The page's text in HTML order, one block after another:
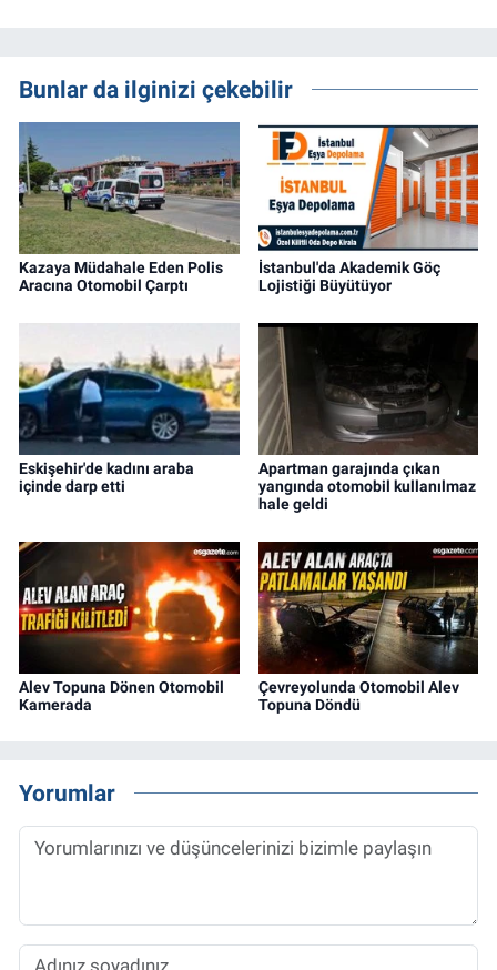
Bunlar da ilginizi çekebilir
Kazaya Müdahale Eden Polis
Aracına Otomobil Çarptı
İstanbul'da Akademik Göç
Lojistiği Büyütüyor
Eskişehir'de kadını araba
içinde darp etti
Apartman garajında çıkan
yangında otomobil kullanılmaz
hale geldi
Alev Topuna Dönen Otomobil
Kamerada
Çevreyolunda Otomobil Alev
Topuna Döndü
Yorumlar